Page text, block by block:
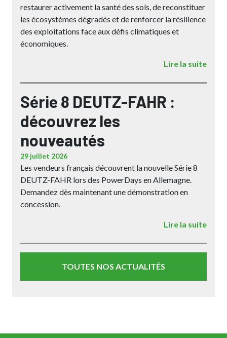
restaurer activement la santé des sols, de reconstituer
les écosystèmes dégradés et de renforcer la résilience
des exploitations face aux défis climatiques et
économiques.
Lire la suite
Série 8 DEUTZ-FAHR :
découvrez les
nouveautés
29 juillet 2026
Les vendeurs français découvrent la nouvelle Série 8
DEUTZ-FAHR lors des PowerDays en Allemagne.
Demandez dès maintenant une démonstration en
concession.
Lire la suite
TOUTES NOS ACTUALITÉS